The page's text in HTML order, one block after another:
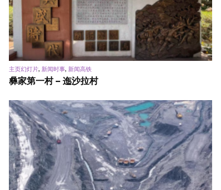
主页幻灯片, 新闻时事, 新闻高铁
彝家第一村 – 迤沙拉村